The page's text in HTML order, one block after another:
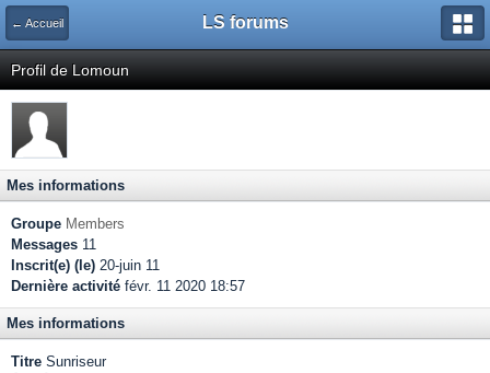
← Accueil LS forums
Profil de Lomoun
Mes informations
Groupe Members
Messages 11
Inscrit(e) (le) 20-juin 11
Dernière activité févr. 11 2020 18:57
Mes informations
Titre Sunriseur